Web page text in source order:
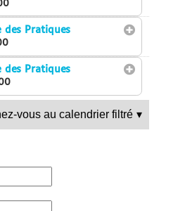
des Pratiques
des Pratiques
vous au calendrier filtré ▾